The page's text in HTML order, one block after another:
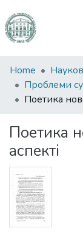
Communities
&
Collections
Statistics
Home
Поетика
аспекті